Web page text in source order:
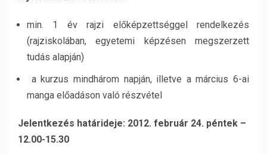
min. 1 év rajzi előképzettséggel rendelkezés
(rajziskolában, egyetemi képzésen megszerzett
tudás alapján)
a kurzus mindhárom napján, illetve a március 6-ai
manga előadáson való részvétel
Jelentkezés határideje: 2012. február 24. péntek –
12.00-15.30